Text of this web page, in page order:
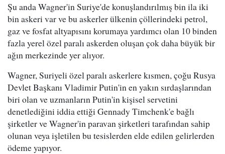
Şu anda Wagner'in Suriye'de konuşlandırılmış bin ila iki
bin askeri var ve bu askerler ülkenin çöllerindeki petrol,
gaz ve fosfat altyapısını korumaya yardımcı olan 10 binden
fazla yerel özel paralı askerden oluşan çok daha büyük bir
ağın merkezinde yer alıyor.
Wagner, Suriyeli özel paralı askerlere kısmen, çoğu Rusya
Devlet Başkanı Vladimir Putin'in en yakın sırdaşlarından
biri olan ve uzmanların Putin'in kişisel servetini
denetlediğini iddia ettiği Gennady Timchenk'e bağlı
şirketler ve Wagner'in paravan şirketleri tarafından sahip
olunan veya işletilen bu tesislerden elde edilen gelirlerden
ödeme yapıyor.